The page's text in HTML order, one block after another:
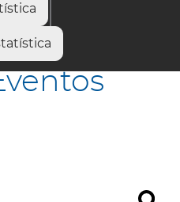
- Eventos